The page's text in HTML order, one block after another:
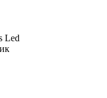
Led